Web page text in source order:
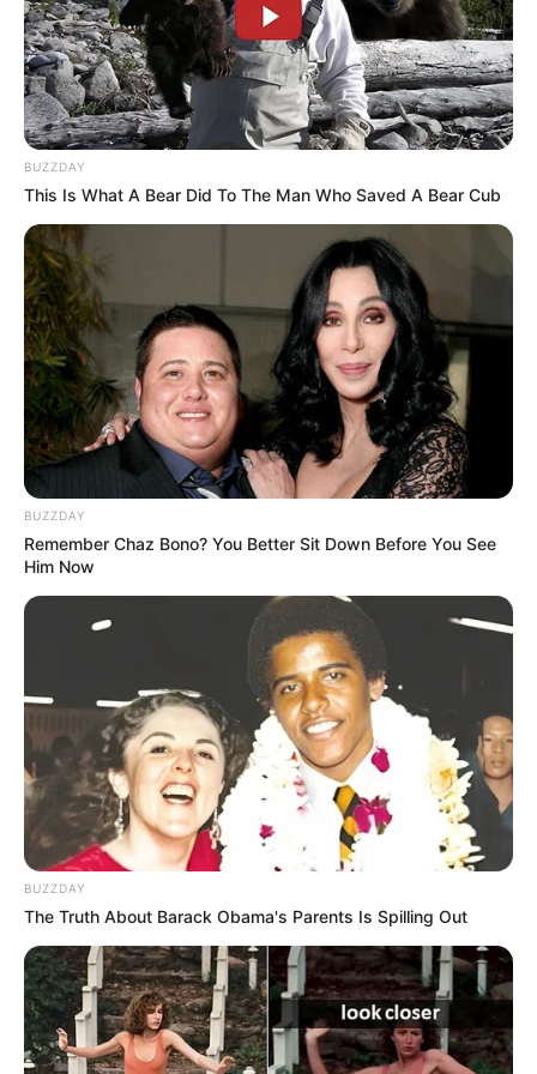
1848. Doch den meisten Erfolg hatten sie eben mit ihren
Märchen, und deshalb beginnt in Hanau auch die
Deutsche Märchenstraße.
Auswahl von Veranstaltungen in Hanau und
Umgebung:
Auf in die Welt-die Messe für Dein Auslandsjahr
und Internationale Bildung
Auf in die Welt – Deine Messe für
Schüleraustausch, High School, Internate,
Privatschulen, Gap Year, Sprachreisen, Au Pair,
Freiwilligendienste, Praktika, Work & Travel,
Auslandsjahr. Die Auf in die Welt-Messe ist eine
Pädagogen, di...
Stadt/Ort: Frankfurt am Main
Beginn: 22.08.2026 10:00 Uhr
Ende: 22.08.2026 16:00 Uhr
Weitere Informationen:www.aufindiewelt.de/frankfur
HERAUS aus der Angst
Ich und meine Ängste - Vom Ursprung und Wesen
der Angst – Angst gehört zu unserem Leben – aber
sie muss uns nicht bestimmen. In diesem Vortrag
erfährst du, woher Angst kommt, wie sie in Körper
und Kopf entsteht und warum sie eigentlich ein
wichtiges Schutzsystem ist. Ein i...mehr
Stadt/Ort: Frankfurt am Main
BUZZDAY
This Is What A Bear Did To The Man Who Saved A Bear Cub
BUZZDAY
Remember Chaz Bono? You Better Sit Down Before You See
Him Now
BUZZDAY
The Truth About Barack Obama's Parents Is Spilling Out